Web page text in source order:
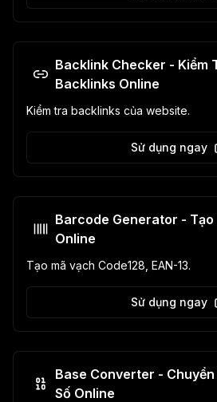
Backlink Checker - Kiểm
Backlinks Online
Kiểm tra backlinks của website.
Sử dụng ngay
Barcode Generator - Tạo
Online
Tạo mã vạch Code128, EAN-13.
Sử dụng ngay
Base Converter -
Số Online